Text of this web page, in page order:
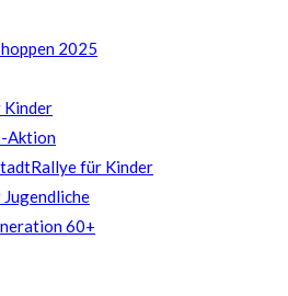
2025
Aktion
für Kinder
60+